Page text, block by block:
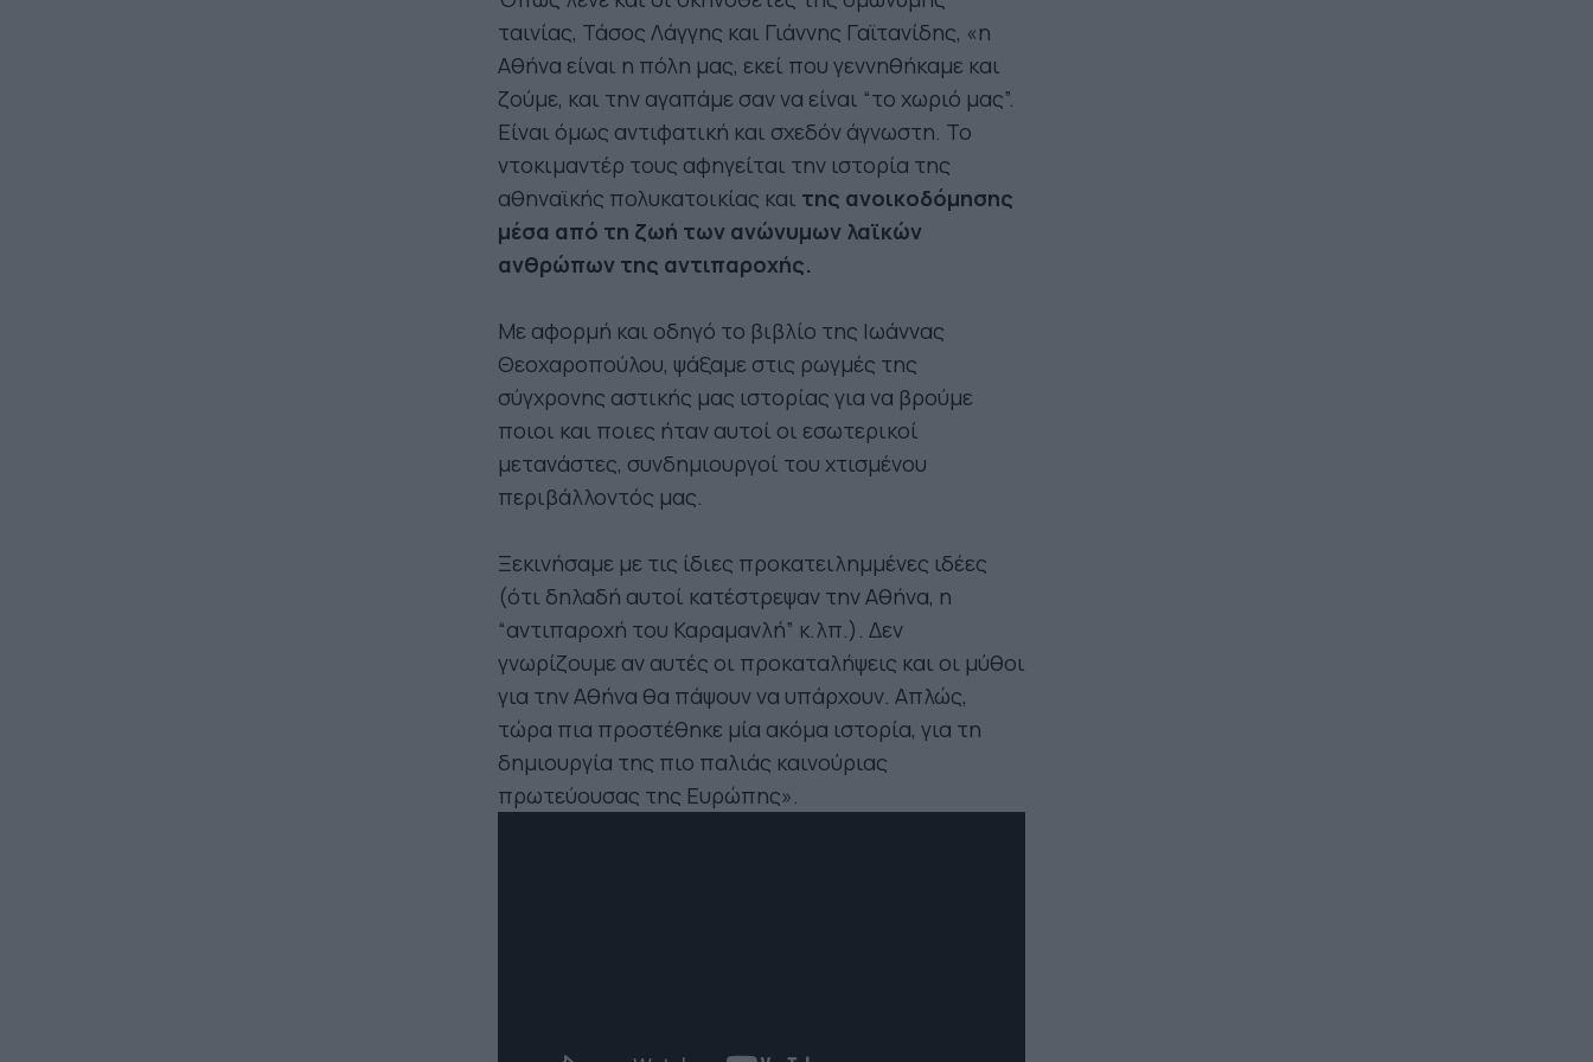
ταινίας, Τάσος Λάγγης και Γιάννης Γαϊτανίδης, «η
Αθήνα είναι η πόλη μας, εκεί που γεννηθήκαμε και
ζούμε, και την αγαπάμε σαν να είναι “το χωριό μας”.
Είναι όμως αντιφατική και σχεδόν άγνωστη. Το
ντοκιμαντέρ τους αφηγείται την ιστορία της
αθηναϊκής πολυκατοικίας και της ανοικοδόμησης
μέσα από τη ζωή των ανώνυμων λαϊκών
ανθρώπων της αντιπαροχής.
Με αφορμή και οδηγό το βιβλίο της Ιωάννας
Θεοχαροπούλου, ψάξαμε στις ρωγμές της
σύγχρονης αστικής μας ιστορίας για να βρούμε
ποιοι και ποιες ήταν αυτοί οι εσωτερικοί
μετανάστες, συνδημιουργοί του χτισμένου
περιβάλλοντός μας.
Ξεκινήσαμε με τις ίδιες προκατειλημμένες ιδέες
(ότι δηλαδή αυτοί κατέστρεψαν την Αθήνα, η
“αντιπαροχή του Καραμανλή” κ.λπ.). Δεν
γνωρίζουμε αν αυτές οι προκαταλήψεις και οι μύθοι
για την Αθήνα θα πάψουν να υπάρχουν. Απλώς,
τώρα πια προστέθηκε μία ακόμα ιστορία, για τη
δημιουργία της πιο παλιάς καινούριας
πρωτεύουσας της Ευρώπης».